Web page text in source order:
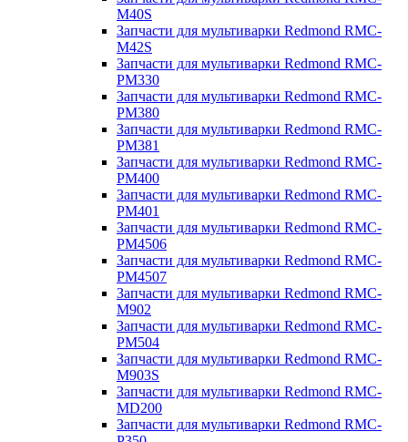
M40S
Запчасти для мультиварки Redmond RMC-
M42S
Запчасти для мультиварки Redmond RMC-
PM330
Запчасти для мультиварки Redmond RMC-
PM380
Запчасти для мультиварки Redmond RMC-
PM381
Запчасти для мультиварки Redmond RMC-
PM400
Запчасти для мультиварки Redmond RMC-
PM401
Запчасти для мультиварки Redmond RMC-
PM4506
Запчасти для мультиварки Redmond RMC-
PM4507
Запчасти для мультиварки Redmond RMC-
M902
Запчасти для мультиварки Redmond RMC-
PM504
Запчасти для мультиварки Redmond RMC-
M903S
Запчасти для мультиварки Redmond RMC-
MD200
Запчасти для мультиварки Redmond RMC-